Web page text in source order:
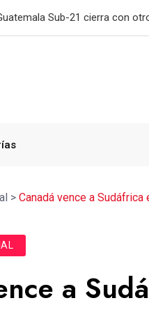
remonta en San
> Canadá vence a
a